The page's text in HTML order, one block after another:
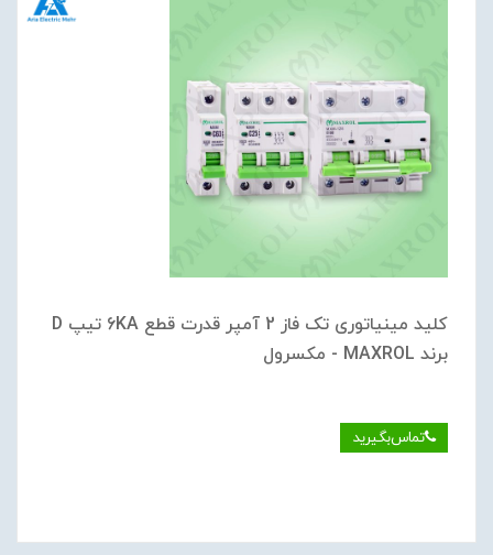
کلید مینیاتوری تک فاز 2 آمپر قدرت قطع 6KA تیپ D
برند MAXROL - مکسرول
تماس‌بگیرید